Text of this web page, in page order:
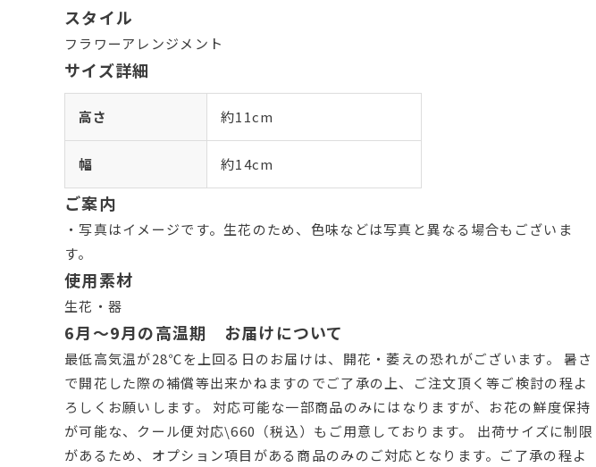
スタイル
フラワーアレンジメント
サイズ詳細
高さ 約11cm
幅 約14cm
ご案内
・写真はイメージです。生花のため、色味などは写真と異なる場合もございま
す。
使用素材
生花・器
6月～9月の高温期 お届けについて
最低高気温が28℃を上回る日のお届けは、開花・萎えの恐れがございます。 暑さ
で開花した際の補償等出来かねますのでご了承の上、ご注文頂く等ご検討の程よ
ろしくお願いします。 対応可能な一部商品のみにはなりますが、お花の鮮度保持
が可能な、クール便対応\660（税込）もご用意しております。 出荷サイズに制限
があるため、オプション項目がある商品のみのご対応となります。ご了承の程よ